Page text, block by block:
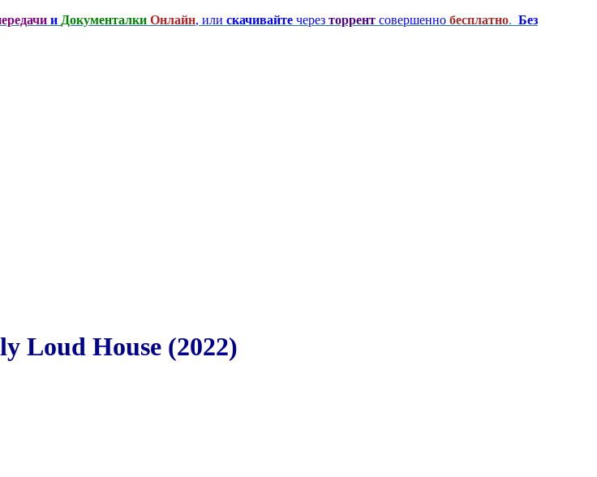
и Документалки Онлайн, или скачивайте через торрент совершенно бесплатно. Без
Loud House (2022)